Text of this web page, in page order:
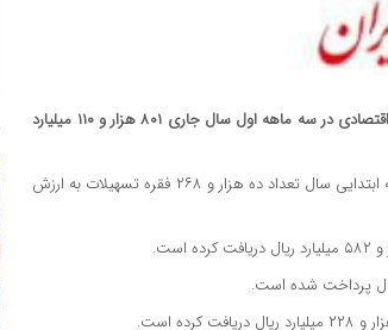
بانک ملی ایران با هدف حمایت از تولیدکنندگان و رونق فعالیت بخش های مختلف اقتصادی در سه ماهه اول سال جاری ۸۰۱ هزار و ۱۱۰ میلیارد
به نقل از روابط عمومی بانک ملی ایران، این بانک در سه ماهه ابتدایی سال تعداد ده هزار و ۲۶۸ فقره تسهیلات به ارزش